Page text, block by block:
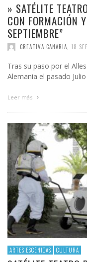
» SATÉLITE
CON FORMACIÓN
SEPTIEMBRE”
CREATIVA CANARIA 18
Tras su paso por el
Alemania el pasado
Leer más
ARTES ESCÉNICAS CULTURA